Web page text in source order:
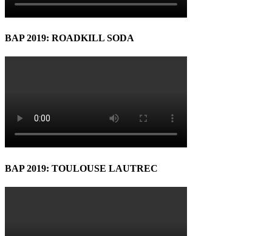
BAP 2019: ROADKILL SODA
BAP 2019: TOULOUSE LAUTREC